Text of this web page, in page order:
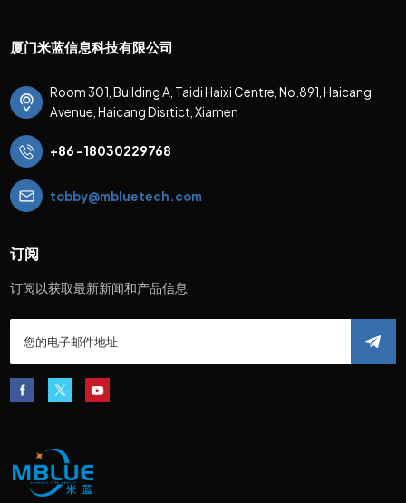
厦门米蓝信息科技有限公司
Room 301, Building A, Taidi Haixi Centre, No.891, Haicang
Avenue, Haicang Disrtict, Xiamen
+86 -18030229768
tobby@mbluetech.com
订阅
订阅以获取最新新闻和产品信息